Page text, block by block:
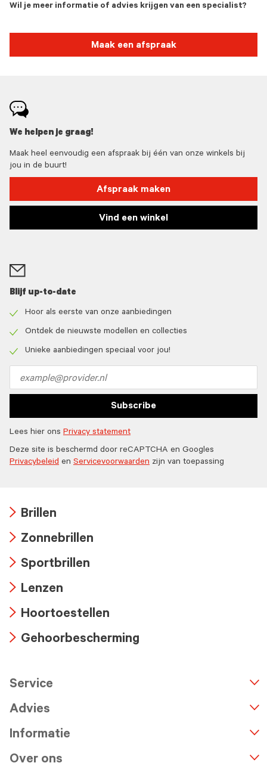
Wil je meer informatie of advies krijgen van een specialist?
Maak een afspraak
We helpen je graag!
Maak heel eenvoudig een afspraak bij één van onze winkels bij
jou in de buurt!
Afspraak maken
Vind een winkel
Blijf up-to-date
icon
Hoor als eerste van onze aanbiedingen
icon
Ontdek de nieuwste modellen en collecties
Unieke aanbiedingen speciaal voor jou!
address
Subscribe
Lees hier ons Privacy statement
Deze site is beschermd door reCAPTCHA en Googles
Privacybeleid en Servicevoorwaarden zijn van toepassing
icon
Brillen
icon
Zonnebrillen
icon
Sportbrillen
icon
Lenzen
icon
Hoortoestellen
Gehoorbescherming
Service
Advies
Informatie
Over ons